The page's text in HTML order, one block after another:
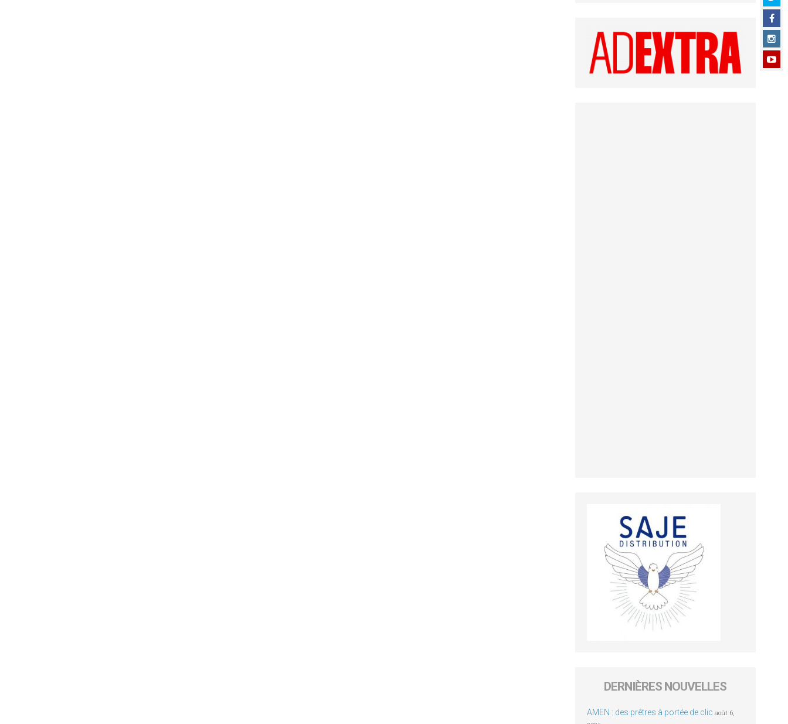
DERNIÈRES NOUVELLES
AMEN : des prêtres à portée de clic août 6,